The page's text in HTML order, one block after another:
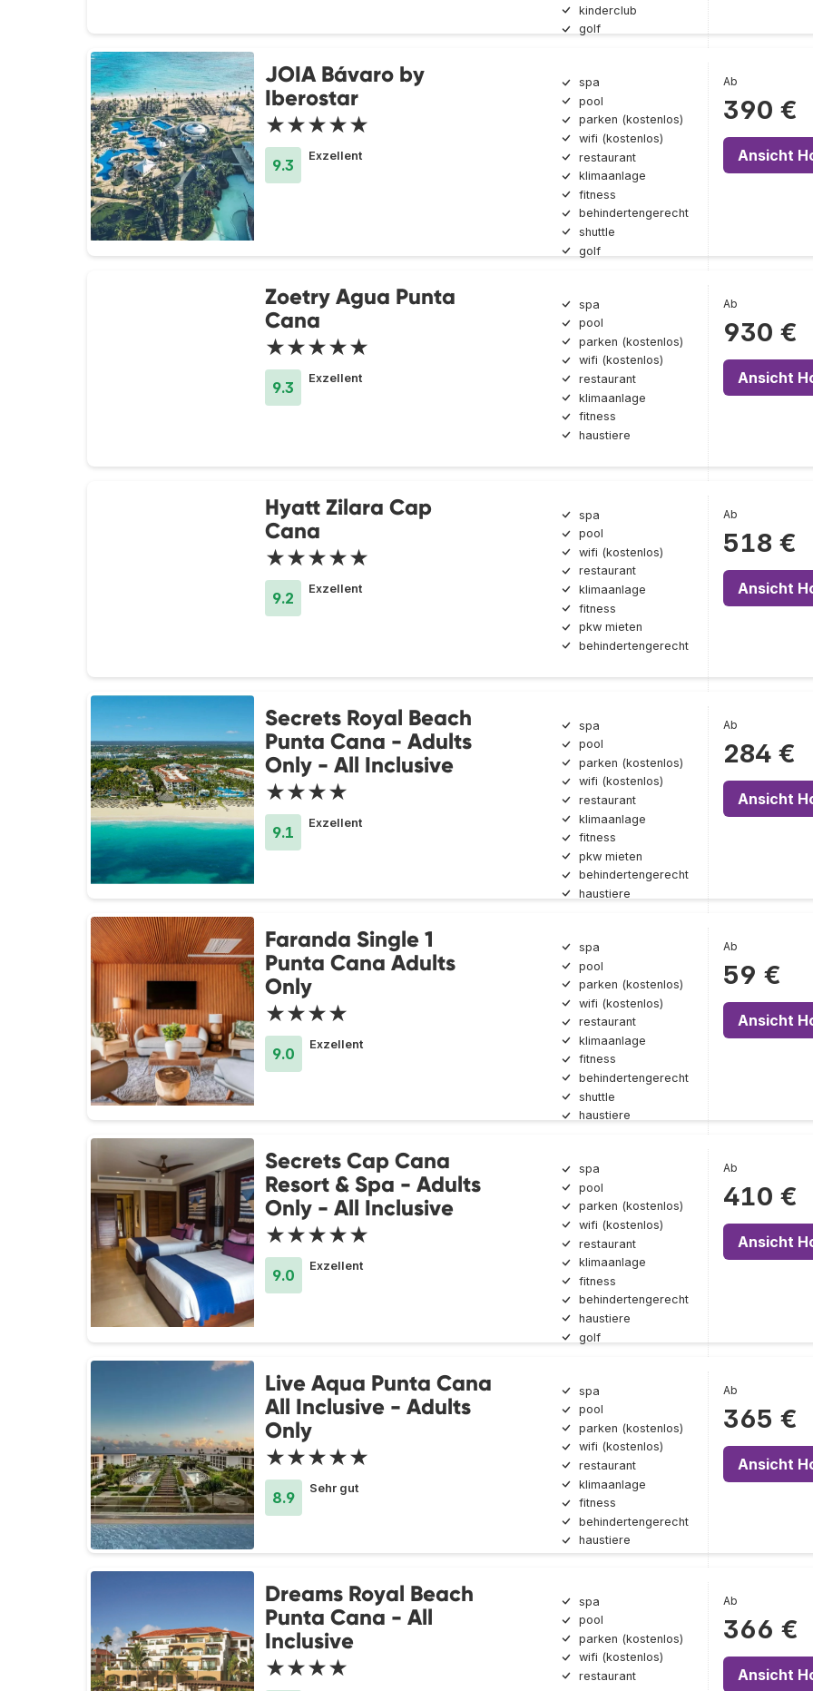
kinderclub
golf
JOIA Bávaro by
Iberostar
★★★★★
9.3
Exzellent
spa
pool
parken (kostenlos)
wifi (kostenlos)
restaurant
klimaanlage
fitness
behindertengerecht
shuttle
golf
Ab
390 €
Ansicht
Zoetry Agua Punta
Cana
★★★★★
9.3
Exzellent
spa
pool
parken (kostenlos)
wifi (kostenlos)
restaurant
klimaanlage
fitness
haustiere
Ab
930 €
Ansicht
Hyatt Zilara Cap
Cana
★★★★★
9.2
Exzellent
spa
pool
wifi (kostenlos)
restaurant
klimaanlage
fitness
pkw mieten
behindertengerecht
Ab
518 €
Ansicht
Secrets Royal Beach
Punta Cana - Adults
Only - All Inclusive
★★★★
9.1
Exzellent
spa
pool
parken (kostenlos)
wifi (kostenlos)
restaurant
klimaanlage
fitness
pkw mieten
behindertengerecht
haustiere
Ab
284 €
Ansicht
Faranda Single 1
Punta Cana Adults
Only
★★★★
9.0
Exzellent
spa
pool
parken (kostenlos)
wifi (kostenlos)
restaurant
klimaanlage
fitness
behindertengerecht
shuttle
haustiere
Ab
59 €
Ansicht
Secrets Cap Cana
Resort & Spa - Adults
Only - All Inclusive
★★★★★
9.0
Exzellent
spa
pool
parken (kostenlos)
wifi (kostenlos)
restaurant
klimaanlage
fitness
behindertengerecht
haustiere
golf
Ab
410 €
Ansicht
Live Aqua Punta Cana
All Inclusive - Adults
Only
★★★★★
8.9
Sehr gut
spa
pool
parken (kostenlos)
wifi (kostenlos)
restaurant
klimaanlage
fitness
behindertengerecht
haustiere
Ab
365 €
Ansicht
Dreams Royal Beach
Punta Cana - All
Inclusive
★★★★
spa
pool
parken (kostenlos)
wifi (kostenlos)
restaurant
Ab
366 €
Ansicht